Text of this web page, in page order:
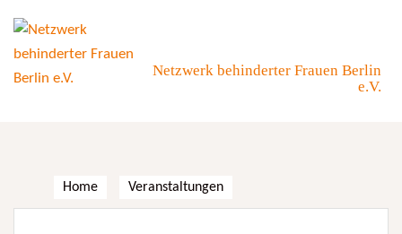
content
Netzwerk behinderter Frauen Berlin
e.V.
Home Veranstaltungen